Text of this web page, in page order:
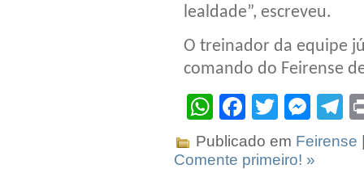
lealdade”, escreveu.
O treinador da equipe
comando do Feirense
WhatsApp
Facebook
Twitter
Publicado em Feirense
Comente primeiro! »